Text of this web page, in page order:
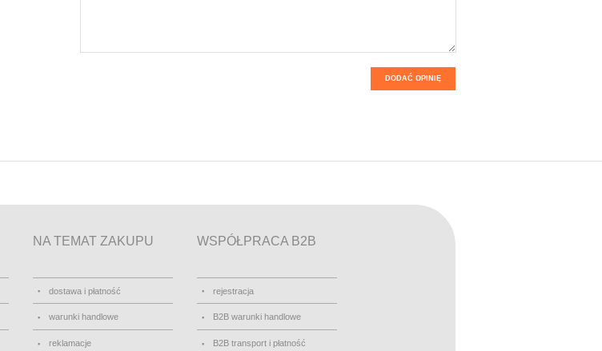
DODAĆ OPINIĘ
NA TEMAT ZAKUPU
dostawa i płatność
warunki handlowe
reklamacje
WSPÓŁPRACA B2B
rejestracja
B2B warunki handlowe
B2B transport i płatność